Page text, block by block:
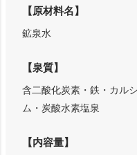
【原材料名】
鉱泉水
【泉質】
含二酸化炭素・鉄・カル
ム・炭酸水素塩泉
【内容量】